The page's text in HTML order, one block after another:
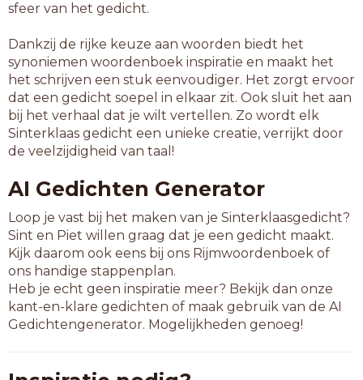
sfeer van het gedicht.
Dankzij de rijke keuze aan woorden biedt het
synoniemen woordenboek inspiratie en maakt het
het schrijven een stuk eenvoudiger. Het zorgt ervoor
dat een gedicht soepel in elkaar zit. Ook sluit het aan
bij het verhaal dat je wilt vertellen. Zo wordt elk
Sinterklaas gedicht een unieke creatie, verrijkt door
de veelzijdigheid van taal!
AI Gedichten Generator
Loop je vast bij het maken van je Sinterklaasgedicht?
Sint en Piet willen graag dat je een gedicht maakt.
Kijk daarom ook eens bij ons Rijmwoordenboek of
ons handige stappenplan.
Heb je echt geen inspiratie meer? Bekijk dan onze
kant-en-klare gedichten of maak gebruik van de AI
Gedichtengenerator. Mogelijkheden genoeg!